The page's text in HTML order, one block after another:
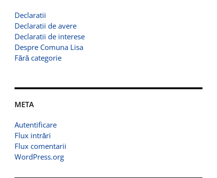
Declaratii
Declaratii de avere
Declaratii de interese
Despre Comuna Lisa
Fără categorie
META
Autentificare
Flux intrări
Flux comentarii
WordPress.org